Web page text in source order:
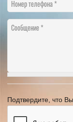
Сообщение
Подтвердите, что